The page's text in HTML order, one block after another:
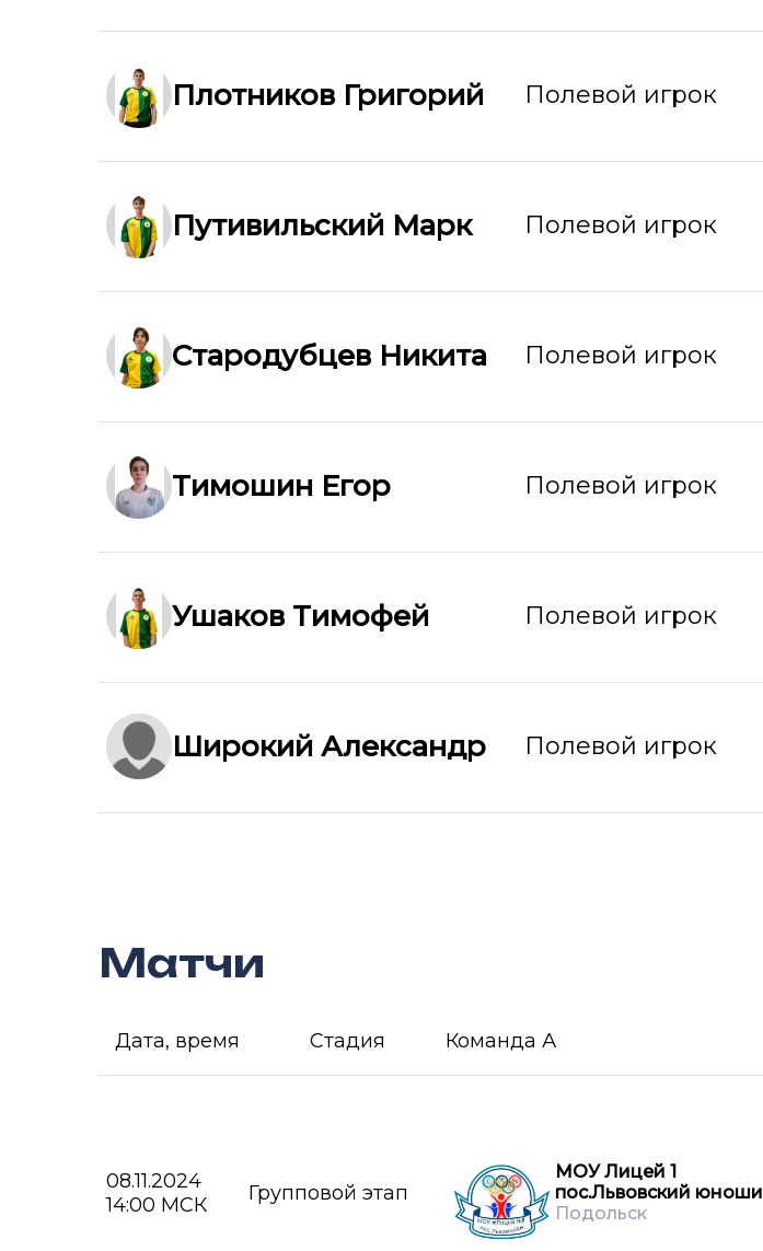
Плотников Григорий Полевой игрок
Путивильский Марк Полевой игрок
Стародубцев Никита Полевой игрок
Тимошин Егор Полевой игрок
Ушаков Тимофей Полевой игрок
Широкий Александр Полевой игрок
Матчи
Дата, время Стадия Команда А
08.11.2024
14:00 МСК
Групповой этап
МОУ Лицей 1
пос.Львовский юноши
Подольск